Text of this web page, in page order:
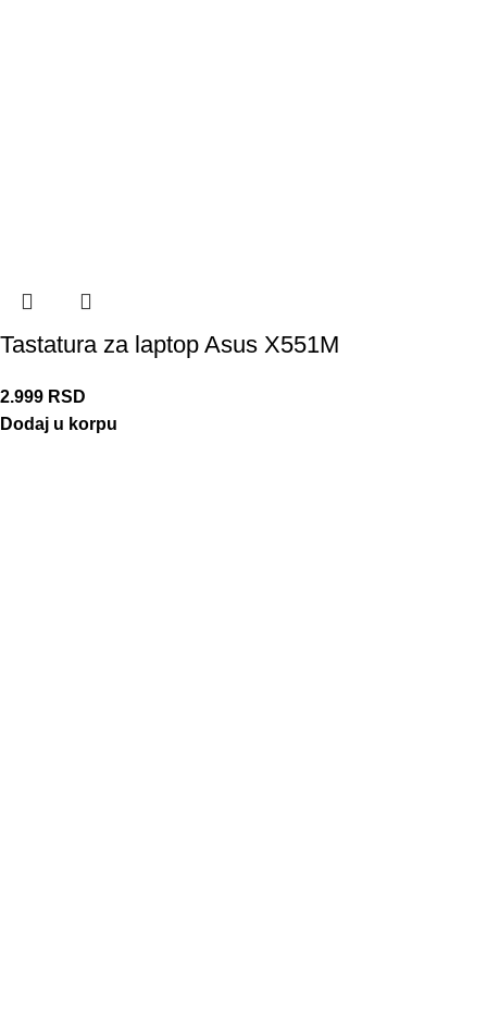
Tastatura za laptop Asus X551M
2.999 RSD
Dodaj u korpu